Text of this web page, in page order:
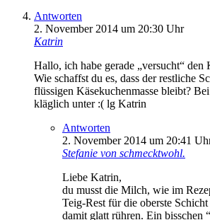
Antworten
2. November 2014 um 20:30 Uhr
Katrin
Hallo, ich habe gerade „versucht“ den
Wie schaffst du es, dass der restliche
flüssigen Käsekuchenmasse bleibt?
kläglich unter :( lg Katrin
Antworten
2. November 2014 um 20:41
Stefanie von schmecktwohl.
Liebe Katrin,
du musst die Milch, wie im
Teig-Rest für die oberste
damit glatt rühren. Ein bisschen